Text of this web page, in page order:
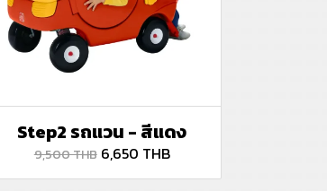
Step2 รถแวน - สีแดง
9,500 THB 6,650 THB